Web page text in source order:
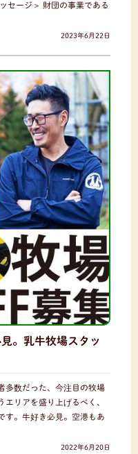
セージ＞ 財団の事業である
2023年6月22日
。乳牛牧場スタッ
多数だった、今注目の牧場
リアを盛り上げるべく、
す。牛好き必見。空港もあ
2022年6月20日